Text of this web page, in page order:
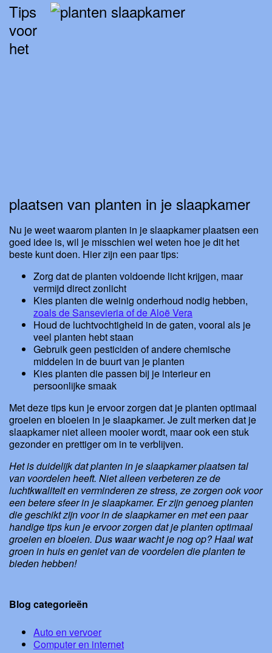
Tips
voor
het
plaatsen van planten in je slaapkamer
Nu je weet waarom planten in je slaapkamer plaatsen een
goed idee is, wil je misschien wel weten hoe je dit het
beste kunt doen. Hier zijn een paar tips:
Zorg dat de planten voldoende licht krijgen, maar
vermijd direct zonlicht
Kies planten die weinig onderhoud nodig hebben,
zoals de Sansevieria of de Aloë Vera
Houd de luchtvochtigheid in de gaten, vooral als je
veel planten hebt staan
Gebruik geen pesticiden of andere chemische
middelen in de buurt van je planten
Kies planten die passen bij je interieur en
persoonlijke smaak
Met deze tips kun je ervoor zorgen dat je planten optimaal
groeien en bloeien in je slaapkamer. Je zult merken dat je
slaapkamer niet alleen mooier wordt, maar ook een stuk
gezonder en prettiger om in te verblijven.
Het is duidelijk dat planten in je slaapkamer plaatsen tal
van voordelen heeft. Niet alleen verbeteren ze de
luchtkwaliteit en verminderen ze stress, ze zorgen ook voor
een betere sfeer in je slaapkamer. Er zijn genoeg planten
die geschikt zijn voor in de slaapkamer en met een paar
handige tips kun je ervoor zorgen dat je planten optimaal
groeien en bloeien. Dus waar wacht je nog op? Haal wat
groen in huis en geniet van de voordelen die planten te
bieden hebben!
Blog categorieën
Auto en vervoer
Computer en internet